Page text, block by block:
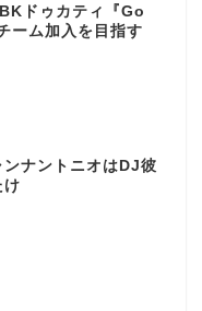
ドゥカティ『Go
ーム加入を目指す
ンナントニオはDJ彼
け